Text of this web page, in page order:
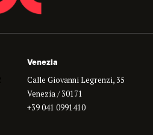
Venezia
Calle Giovanni Legrenzi, 35
Venezia / 30171
+39 041 0991410